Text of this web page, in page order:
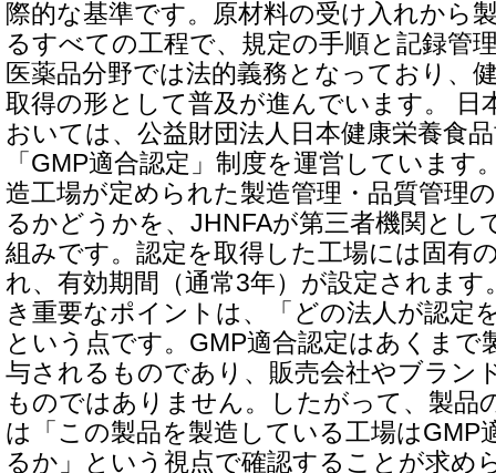
際的な基準です。原材料の受け入れから
るすべての工程で、規定の手順と記録管
医薬品分野では法的義務となっており、
取得の形として普及が進んでいます。 日
おいては、公益財団法人日本健康栄養食
「GMP適合認定」制度を運営しています
造工場が定められた製造管理・品質管理
るかどうかを、JHNFAが第三者機関とし
組みです。認定を取得した工場には固有
れ、有効期間（通常3年）が設定されます
き重要なポイントは、「どの法人が認定
という点です。GMP適合認定はあくまで
与されるものであり、販売会社やブラン
ものではありません。したがって、製品
は「この製品を製造している工場はGMP
るか」という視点で確認することが求め